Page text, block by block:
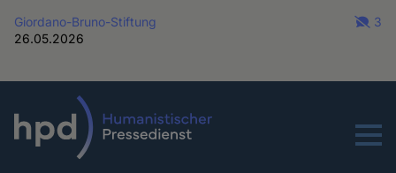
Giordano-Bruno-Stiftung
26.05.2026
3
Menu